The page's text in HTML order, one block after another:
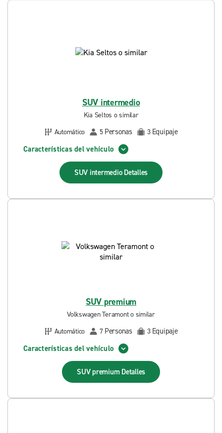
SUV intermedio
Kia Seltos o similar
Automático
5 Personas 3 Equipaje
Características del vehículo
SUV intermedio Detalles
SUV premium
Volkswagen Teramont o similar
Automático
7 Personas 3 Equipaje
Características del vehículo
SUV premium Detalles